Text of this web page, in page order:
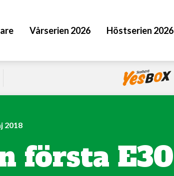
Vårserien 2026 Höstserien 2026
2018
första E30